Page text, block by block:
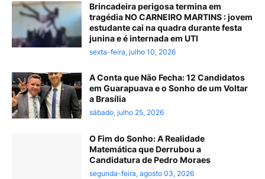
Brincadeira perigosa termina em
tragédia NO CARNEIRO MARTINS : jovem
estudante cai na quadra durante festa
junina e é internada em UTI
sexta-feira, julho 10, 2026
A Conta que Não Fecha: 12 Candidatos
em Guarapuava e o Sonho de um Voltar
a Brasília
sábado, julho 25, 2026
O Fim do Sonho: A Realidade
Matemática que Derrubou a
Candidatura de Pedro Moraes
segunda-feira, agosto 03, 2026